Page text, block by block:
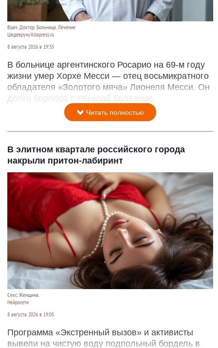
Врач. Доктор. Больница. Лечение
Шедеврум/Altapress.ru
8 августа 2026 в 19:35
В больнице аргентинского Росарио на 69-м году
жизни умер Хорхе Месси — отец восьмикратного
обладателя «Золотого мяча» Лионеля Месси. Он
долго боролся с тяжелой болезнью.
Читать полностью
В элитном квартале российского города
накрыли притон-лабиринт
Секс. Женщина.
Нейросети
8 августа 2026 в 19:05
Программа «Экстренный вызов» и активисты
вывели на чистую воду подпольный бордель в